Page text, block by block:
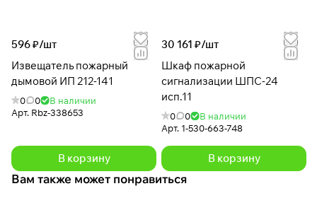
596 ₽/шт
Извещатель пожарный
дымовой ИП 212-141
0 0
В наличии
Арт. Rbz-338653
В корзину
30 161 ₽/шт
Шкаф пожарной
сигнализации ШПС-24
исп.11
0 0
В наличии
Арт. 1-530-663-748
В корзину
Вам также может понравиться